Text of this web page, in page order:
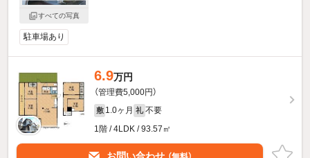
すべての写真
駐車場あり
6.9万円
（管理費5,000円）
敷 1.0ヶ月 礼 不要
1階 / 4LDK / 93.57㎡
お問い合わせ